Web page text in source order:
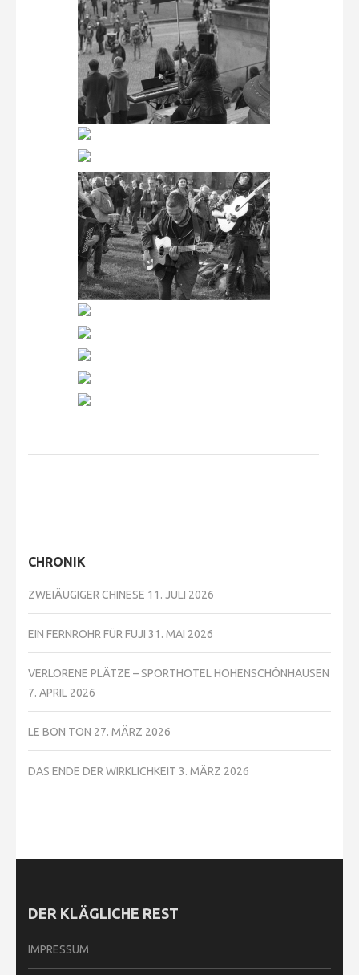
CHRONIK
ZWEIÄUGIGER CHINESE 11. JULI 2026
EIN FERNROHR FÜR FUJI 31. MAI 2026
VERLORENE PLÄTZE – SPORTHOTEL HOHENSCHÖNHAUSEN
7. APRIL 2026
LE BON TON 27. MÄRZ 2026
DAS ENDE DER WIRKLICHKEIT 3. MÄRZ 2026
DER KLÄGLICHE REST
IMPRESSUM